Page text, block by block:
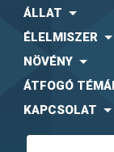
ÁLLAT
ÉLELMISZER
NÖVÉNY
ÁTFOGÓ
KAPCSOLAT